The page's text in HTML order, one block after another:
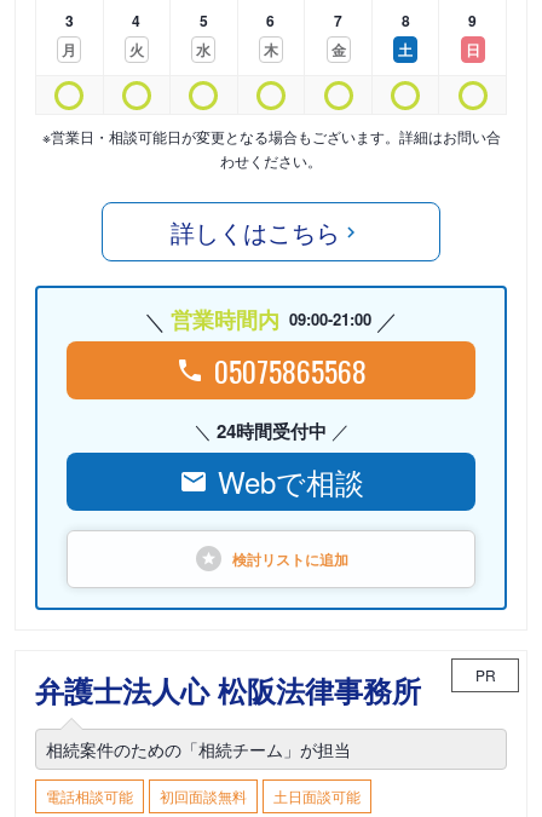
3
月
4
火
5
水
6
木
7
金
8
土
9
日
※営業日・相談可能日が変更となる場合もございます。詳細はお問い合
わせください。
詳しくはこちら
営業時間内 09:00-21:00
05075865568
24時間受付中
Webで相談
検討リストに追加
弁護士法人心 松阪法律事務所 PR
相続案件のための「相続チーム」が担当
電話相談可能 初回面談無料
土日面談可能